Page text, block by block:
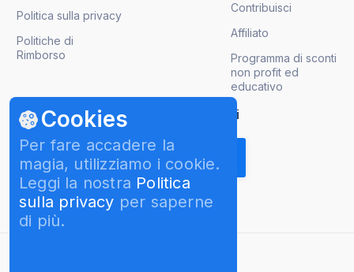
Cookies
Per fare accadere la
magia, utilizziamo i cookie.
Leggi la nostra Politica
sulla privacy per saperne
di più.
Politica sulla privacy
Politiche di
Rimborso
Contribuisci
Affiliato
Programma di sconti
non profit ed
educativo
Ricevi gli aggiornamenti sui prodotti